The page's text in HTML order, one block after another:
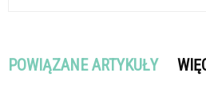
POWIĄZANE ARTYKUŁY